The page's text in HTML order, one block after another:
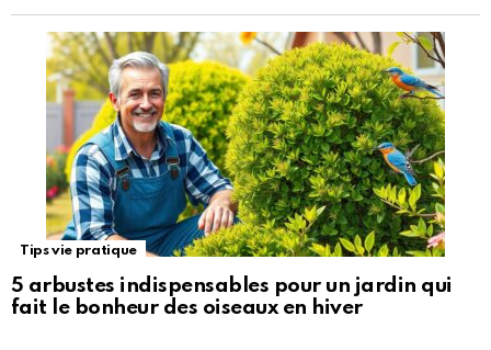
Tips vie pratique
5 arbustes indispensables pour un jardin qui
fait le bonheur des oiseaux en hiver